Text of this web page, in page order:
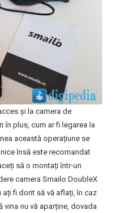
și la camera de
în plus, cum ar fi legarea la
această operațiune se
însă este recomandat
să o montați într-un
camera Smailo DoubleX
fi dorit să vă aflați, în caz
nu vă aparține, dovada